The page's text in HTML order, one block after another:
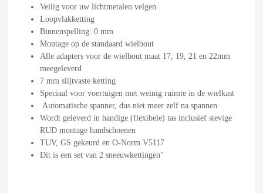
Veilig voor uw lichtmetalen velgen
Loopvlakketting
Binnenspelling: 0 mm
Montage op de standaard wielbout
Alle adapters voor de wielbout maat 17, 19, 21 en 22mm
meegeleverd
7 mm slijtvaste ketting
Speciaal voor voertuigen met weinig ruimte in de wielkast
Automatische spanner, dus niet meer zelf na spannen
Wordt geleverd in handige (flexibele) tas inclusief stevige
RUD montage handschoenen
TUV, GS gekeurd en O-Norm V5117
Dit is een set van 2 sneeuwkettingen"